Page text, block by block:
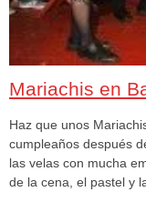
Mariachis en
Haz que unos
cumpleaños después
las velas con mucha
de la cena, el pastel y